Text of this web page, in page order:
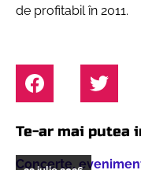
de profitabil în 2011.
Te-ar mai putea
Concerte,